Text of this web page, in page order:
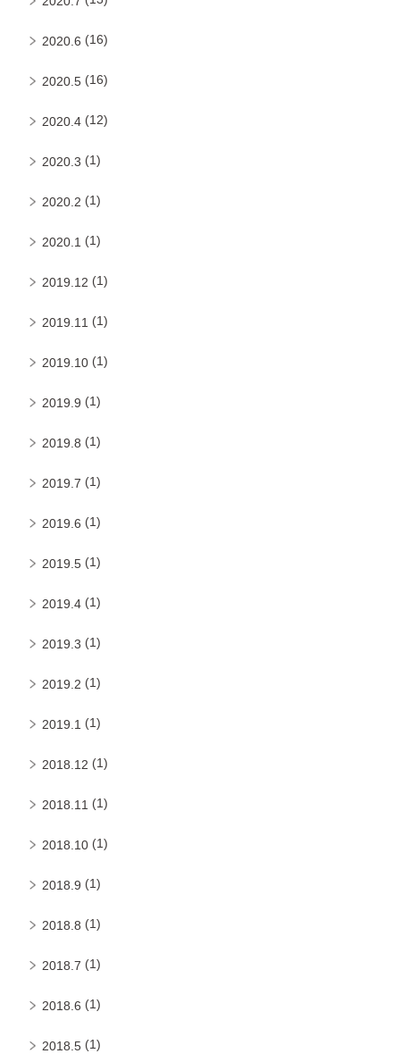
2020.6 (16)
2020.5 (16)
2020.4 (12)
2020.3 (1)
2020.2 (1)
2020.1 (1)
2019.12 (1)
2019.11 (1)
2019.10 (1)
2019.9 (1)
2019.8 (1)
2019.7 (1)
2019.6 (1)
2019.5 (1)
2019.4 (1)
2019.3 (1)
2019.2 (1)
2019.1 (1)
2018.12 (1)
2018.11 (1)
2018.10 (1)
2018.9 (1)
2018.8 (1)
2018.7 (1)
2018.6 (1)
2018.5 (1)